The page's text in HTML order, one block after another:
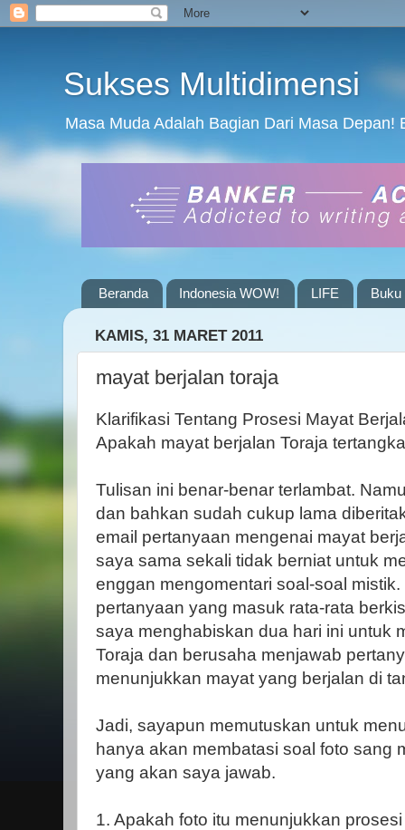
Sukses Multidimensi
Masa Muda Adalah Bagian Dari Masa Depan!
Beranda Indonesia WOW! LIFE Buku
KAMIS, 31 MARET 2011
mayat berjalan toraja
Klarifikasi Tentang Prosesi Mayat
Apakah mayat berjalan Toraja
Tulisan ini benar-benar terlambat.
dan bahkan sudah cukup lama
email pertanyaan mengenai mayat
saya sama sekali tidak berniat untuk
enggan mengomentari soal-soal
pertanyaan yang masuk rata-rata
saya menghabiskan dua hari ini untuk
Toraja dan berusaha menjawab
menunjukkan mayat yang berjalan di
Jadi, sayapun memutuskan untuk
hanya akan membatasi soal foto sang
yang akan saya jawab.
1. Apakah foto itu menunjukkan